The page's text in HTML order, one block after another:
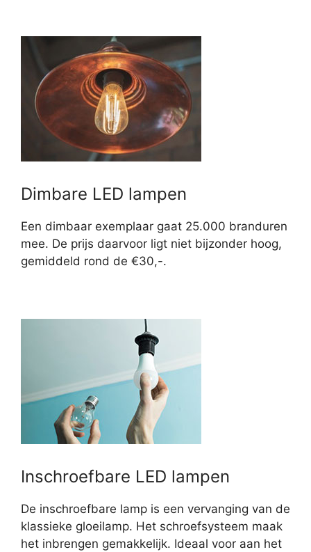
Dimbare LED lampen
Een dimbaar exemplaar gaat 25.000 branduren
mee. De prijs daarvoor ligt niet bijzonder hoog,
gemiddeld rond de €30,-.
Inschroefbare LED lampen
De inschroefbare lamp is een vervanging van de
klassieke gloeilamp. Het schroefsysteem maak
het inbrengen gemakkelijk. Ideaal voor aan het